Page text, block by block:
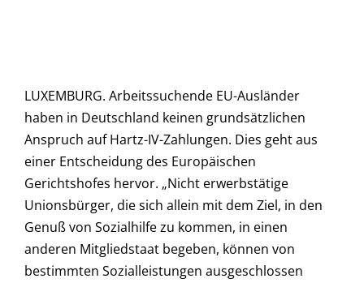
LUXEMBURG. Arbeitssuchende EU-Ausländer
haben in Deutschland keinen grundsätzlichen
Anspruch auf Hartz-IV-Zahlungen. Dies geht aus
einer Entscheidung des Europäischen
Gerichtshofes hervor. „Nicht erwerbstätige
Unionsbürger, die sich allein mit dem Ziel, in den
Genuß von Sozialhilfe zu kommen, in einen
anderen Mitgliedstaat begeben, können von
bestimmten Sozialleistungen ausgeschlossen